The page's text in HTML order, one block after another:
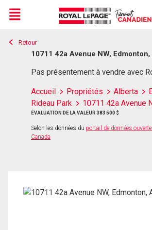
Live
En Direct
Menu
Retour
10711 42a Avenue NW, Edmonton,
Pas présentement à vendre avec
Accueil Propriétés Alberta
Rideau Park
10711 42a Avenue
ÉVALUATION DE LA VALEUR 383 500 $
Selon les données du portail de données
Canada